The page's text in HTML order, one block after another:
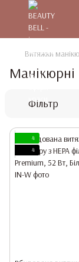
Витяжки
Манікюрні
Фільтр
4
4